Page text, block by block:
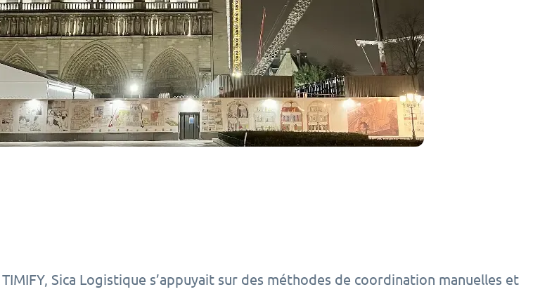
Sica Logistique s’appuyait sur des méthodes de coordination manuelles et